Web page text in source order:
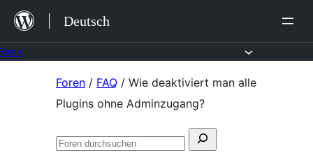
Zum
Inhalt
springen
Deutsch
Foren / FAQ / Wie deaktiviert man alle
Plugins ohne Adminzugang?
Suchen
Foren